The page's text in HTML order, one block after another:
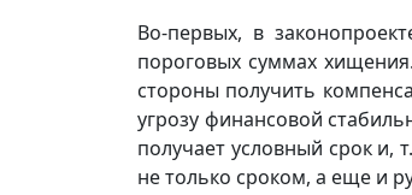
Во-первых, в
пороговых суммах
стороны получить
угрозу финансовой
получает условный срок и,
не только сроком, а еще и